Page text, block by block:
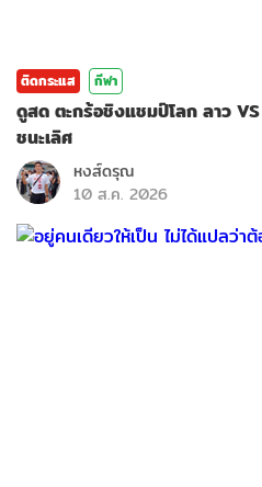
ติดกระแส กีฬา
ดูสด ตะกร้อชิงแชมป์โลก ลาว
ชนะเลิศ
หงส์ดรุณ
10 ส.ค. 2026